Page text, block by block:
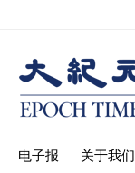
电子报 关于我们